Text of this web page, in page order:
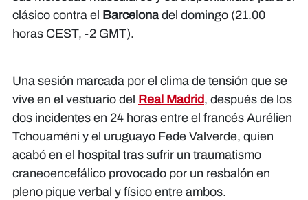
clásico contra el
Barcelonadel domingo (21.00
horas CEST, -2 GMT).
Una sesión marcada por el clima de tensión que se
vive en el vestuario del
Real Madrid, después de los
dos incidentes en 24 horas entre el francés Aurélien
Tchouaméni y el uruguayo Fede Valverde, quien
acabó en el hospital tras sufrir un traumatismo
craneoencefálico provocado por un resbalón en
pleno pique verbal y físico entre ambos.